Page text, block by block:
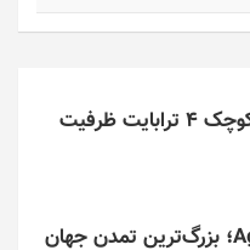
این کارت حافظه کوچک ۴ ترابایت ظرفیت
بازی/ Age of 2048؛ بزرگ‌ترین تمدن جهان